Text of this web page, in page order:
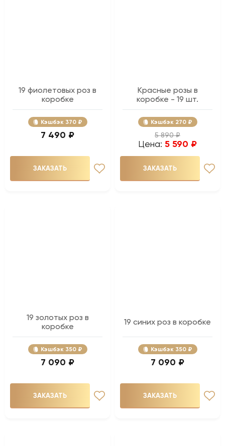
19 фиолетовых роз в
коробке
Кэшбэк 370 ₽
7 490 ₽
ЗАКАЗАТЬ
Красные розы в
коробке - 19 шт.
Кэшбэк 270 ₽
5 890 ₽
Цена: 5 590 ₽
ЗАКАЗАТЬ
19 золотых роз в
коробке
Кэшбэк 350 ₽
7 090 ₽
ЗАКАЗАТЬ
19 синих роз в коробке
Кэшбэк 350 ₽
7 090 ₽
ЗАКАЗАТЬ